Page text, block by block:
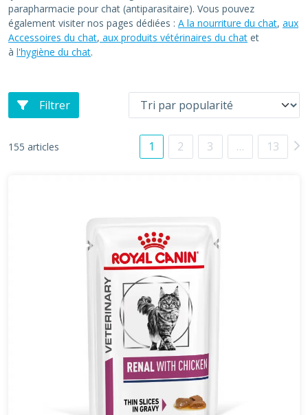
parapharmacie pour chat (antiparasitaire). Vous pouvez
également visiter nos pages dédiées : A la nourriture du chat, aux
Accessoires du chat, aux produits vétérinaires du chat et
à l'hygiène du chat.
Filtrer
155 articles 1 2 3 … 13